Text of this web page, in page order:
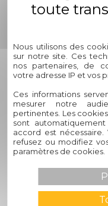
d'ouverture et de
un carport pourrait être
2. Quelle est
d'installation
Circelli
La durée d'installation
de divers facteurs tels
du design et les
l'évaluation initiale, la
proprement dite
quelques semaines.
sans exigences
complétée en une
Nous utilisons des
sur notre site. Ces
nos partenaires, de
votre adresse IP et vos
Ces informations
mesurer notre
pertinentes. Les
sont
accord est
refusez ou modifiez
paramètres de cookies.